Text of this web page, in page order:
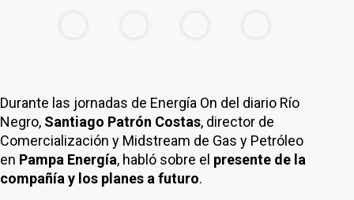
Durante las jornadas de Energía On del diario Río
Negro, Santiago Patrón Costas, director de
Comercialización y Midstream de Gas y Petróleo
en Pampa Energía, habló sobre el presente de la
compañía y los planes a futuro.